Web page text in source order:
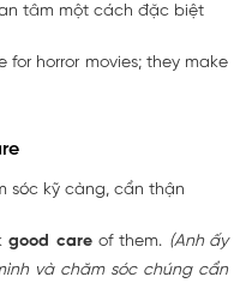
tâm một cách đặc biệt
for horror movies; they make
sóc kỹ càng, cẩn thận
good careof them. (Anh ấy
và chăm sóc chúng cẩn